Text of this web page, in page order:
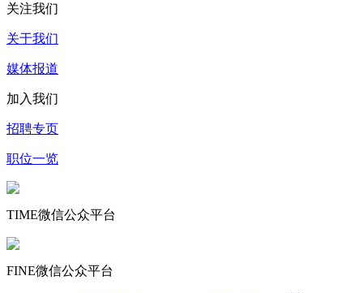
关注我们
关于我们
媒体报道
加入我们
招聘专页
职位一览
TIME微信公众平台
FINE微信公众平台